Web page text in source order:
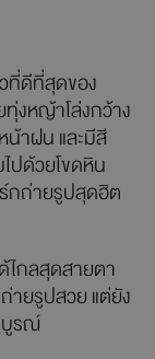
ลายเป็นจุด
เลเบื้องหลังที่
ที่ดีที่สุดของ
งหญ้าโล่งกว้าง